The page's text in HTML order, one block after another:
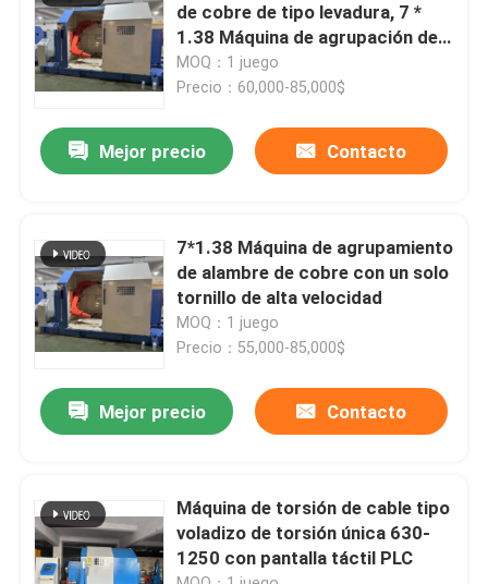
Productos
Los vídeos
Sobre nosotros
Control de calidad
Solicitar una cita
Máquina de extrusión de cables
Máquina de extrusión de alambre
de cobre de tipo levadura, 7 *
1.38 Máquina de agrupación de
torsión única
MOQ：1 juego
Precio：60,000-85,000$
Mejor precio Contacto
7*1.38 Máquina de agrupamiento
de alambre de cobre con un solo
tornillo de alta velocidad
MOQ：1 juego
Precio：55,000-85,000$
Mejor precio Contacto
Máquina de torsión de cable tipo
voladizo de torsión única 630-
1250 con pantalla táctil PLC